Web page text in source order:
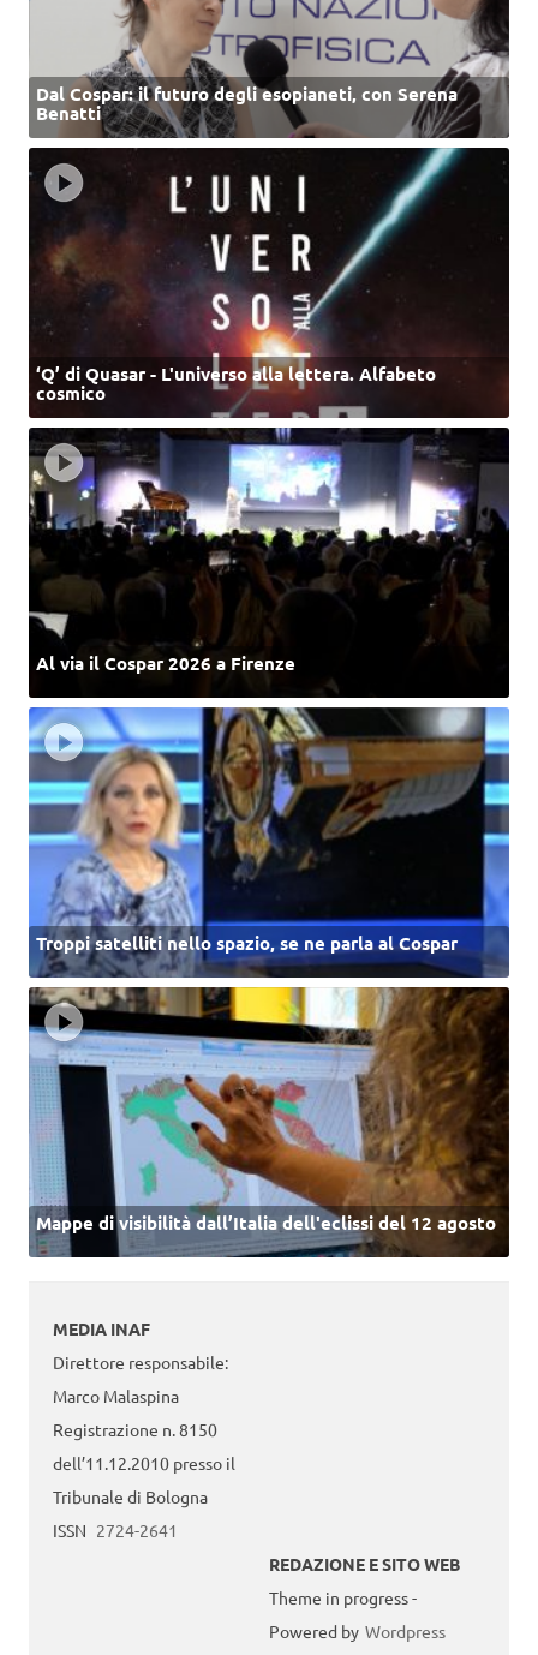
Dal Cospar: il futuro degli esopianeti, con Serena
Benatti
‘Q’ di Quasar - L'universo alla lettera. Alfabeto
cosmico
Al via il Cospar 2026 a Firenze
Troppi satelliti nello spazio, se ne parla al Cospar
Mappe di visibilità dall’Italia dell'eclissi del 12 agosto
MEDIA INAF
Direttore responsabile:
Marco Malaspina
Registrazione n. 8150
dell’11.12.2010 presso il
Tribunale di Bologna
ISSN 2724-2641
REDAZIONE E SITO WEB
Theme in progress -
Powered by Wordpress